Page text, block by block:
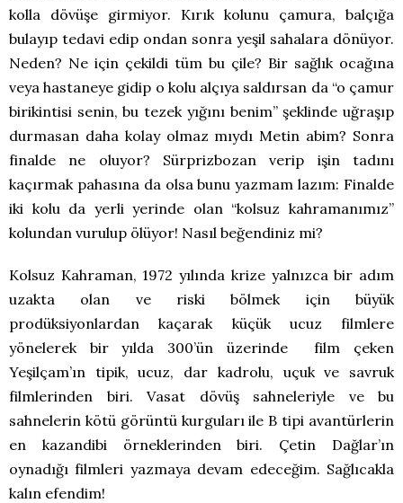
kolla dövüşe girmiyor. Kırık kolunu çamura, balçığa
bulayıp tedavi edip ondan sonra yeşil sahalara dönüyor.
Neden? Ne için çekildi tüm bu çile? Bir sağlık ocağına
veya hastaneye gidip o kolu alçıya saldırsan da “o çamur
birikintisi senin, bu tezek yığını benim” şeklinde uğraşıp
durmasan daha kolay olmaz mıydı Metin abim? Sonra
finalde ne oluyor? Sürprizbozan verip işin tadını
kaçırmak pahasına da olsa bunu yazmam lazım: Finalde
iki kolu da yerli yerinde olan “kolsuz kahramanımız”
kolundan vurulup ölüyor! Nasıl beğendiniz mi?
Kolsuz Kahraman, 1972 yılında krize yalnızca bir adım
uzakta olan ve riski bölmek için büyük
prodüksiyonlardan kaçarak küçük ucuz filmlere
yönelerek bir yılda 300’ün üzerinde film çeken
Yeşilçam’ın tipik, ucuz, dar kadrolu, uçuk ve savruk
filmlerinden biri. Vasat dövüş sahneleriyle ve bu
sahnelerin kötü görüntü kurguları ile B tipi avantürlerin
en kazandibi örneklerinden biri. Çetin Dağlar’ın
oynadığı filmleri yazmaya devam edeceğim. Sağlıcakla
kalın efendim!